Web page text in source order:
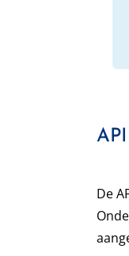
API
De